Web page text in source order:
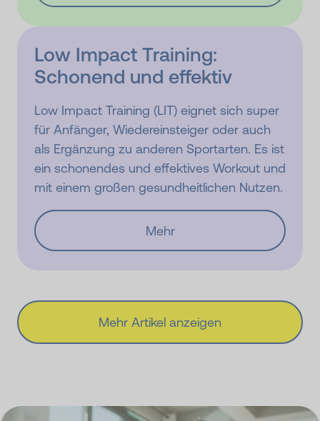
Low Impact Training:
Schonend und effektiv
Low Impact Training (LIT) eignet sich super
für Anfänger, Wiedereinsteiger oder auch
als Ergänzung zu anderen Sportarten. Es ist
ein schonendes und effektives Workout und
mit einem großen gesundheitlichen Nutzen.
Mehr
Mehr Artikel anzeigen